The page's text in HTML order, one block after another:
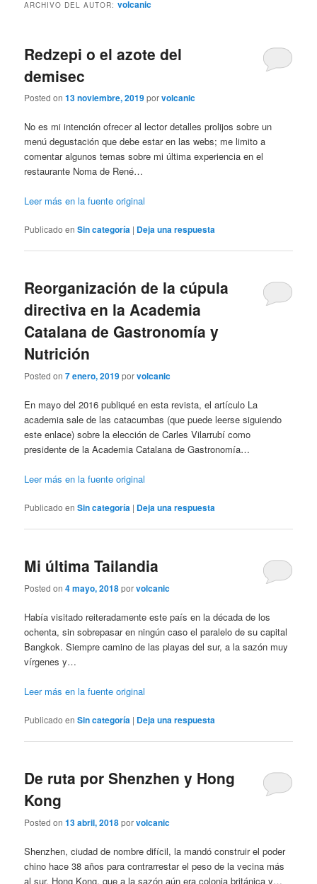
ARCHIVO DEL AUTOR:volcanic
Redzepi o el azote del
demisec
Posted on13 noviembre, 2019porvolcanic
No es mi intención ofrecer al lector detalles prolijos sobre un
menú degustación que debe estar en las webs; me limito a
comentar algunos temas sobre mi última experiencia en el
restaurante Noma de René…
Leer más en la fuente original
Publicado en Sin categoría | Deja una respuesta
Reorganización de la cúpula
directiva en la Academia
Catalana de Gastronomía y
Nutrición
Posted on7 enero, 2019porvolcanic
En mayo del 2016 publiqué en esta revista, el artículo La
academia sale de las catacumbas (que puede leerse siguiendo
este enlace) sobre la elección de Carles Vilarrubí como
presidente de la Academia Catalana de Gastronomía…
Leer más en la fuente original
Publicado en Sin categoría | Deja una respuesta
Mi última Tailandia
Posted on4 mayo, 2018porvolcanic
Había visitado reiteradamente este país en la década de los
ochenta, sin sobrepasar en ningún caso el paralelo de su capital
Bangkok. Siempre camino de las playas del sur, a la sazón muy
vírgenes y…
Leer más en la fuente original
Publicado en Sin categoría | Deja una respuesta
De ruta por Shenzhen y Hong
Kong
Posted on13 abril, 2018porvolcanic
Shenzhen, ciudad de nombre difícil, la mandó construir el poder
chino hace 38 años para contrarrestar el peso de la vecina más
al sur, Hong Kong, que a la sazón aún era colonia británica y…